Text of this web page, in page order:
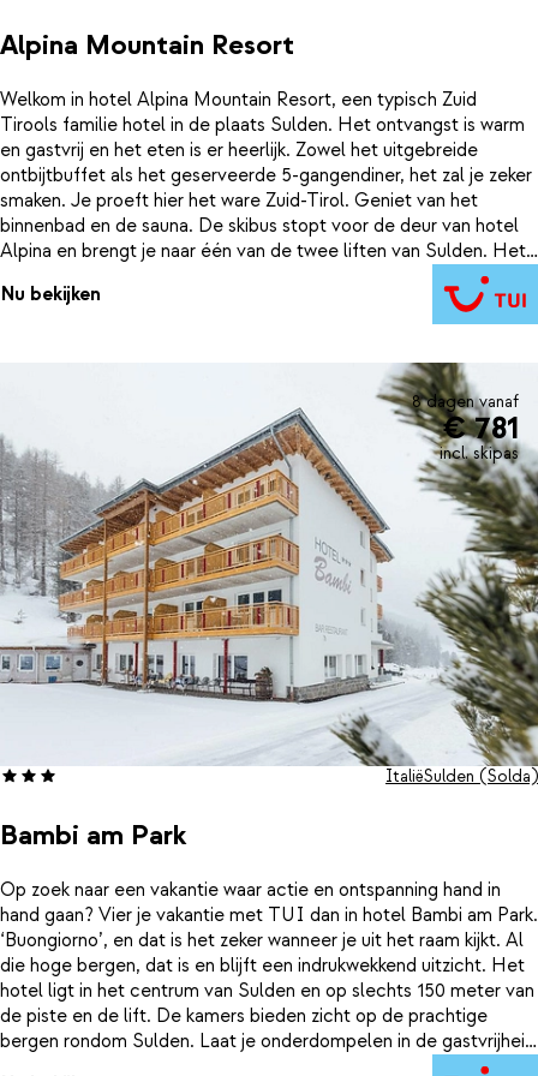
Alpina Mountain Resort
Welkom in hotel Alpina Mountain Resort, een typisch Zuid
Tirools familie hotel in de plaats Sulden. Het ontvangst is warm
en gastvrij en het eten is er heerlijk. Zowel het uitgebreide
ontbijtbuffet als het geserveerde 5-gangendiner, het zal je zeker
smaken. Je proeft hier het ware Zuid-Tirol. Geniet van het
binnenbad en de sauna. De skibus stopt voor de deur van hotel
Alpina en brengt je naar één van de twee liften van Sulden. Het
skigebied van Sulden is uitgebreid met een extra lift, waardoor er
enkele kilometers piste extra beschikbaar zijn. Het dorp is rustig
en gemoedelijk waar je kwaliteit mag verwachten voor een
Nu bekijken
8 dagen vanaf
€ 781
incl. skipas
Bambi am Park
ItaliëSulden (Solda)
Op zoek naar een vakantie waar actie en ontspanning hand in
hand gaan? Vier je vakantie met TUI dan in hotel Bambi am Park.
‘Buongiorno’, en dat is het zeker wanneer je uit het raam kijkt. Al
die hoge bergen, dat is en blijft een indrukwekkend uitzicht. Het
hotel ligt in het centrum van Sulden en op slechts 150 meter van
de piste en de lift. De kamers bieden zicht op de prachtige
bergen rondom Sulden. Laat je onderdompelen in de gastvrijheid
en vriendelijkheid van het personeel en geniet na een dag op de